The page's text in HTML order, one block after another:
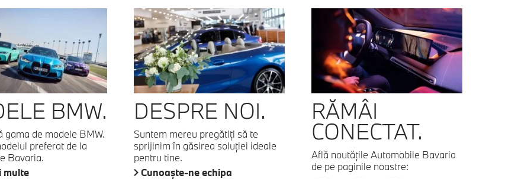
BMW.
gama de modele BMW.
preferat de la
Bavaria.
multe
DESPRE NOI.
Suntem mereu pregătiţi să te
sprijinim în găsirea soluţiei ideale
pentru tine.
Cunoaşte-ne echipa
RĂMÂI
CONECTAT.
Află noutăţile Automobile Bavaria
de pe paginile noastre: